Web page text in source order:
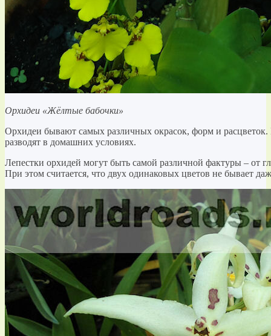
Орхидеи «Жёлтые бабочки»
Орхидеи бывают самых различных окрасок, форм и
разводят в домашних условиях.
Лепестки орхидей могут быть самой различной фактуры – от
При этом считается, что двух одинаковых цветов не бывает